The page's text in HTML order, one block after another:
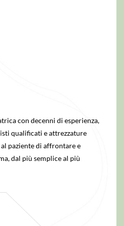
con decenni di esperienza,
qualificati e attrezzature
paziente di affrontare e
dal più semplice al più